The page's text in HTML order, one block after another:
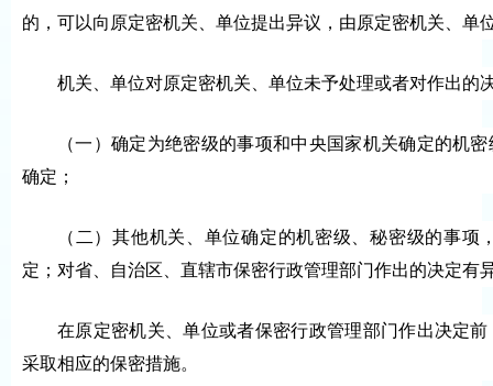
的，可以向原定密机关、单位提出异议，由原定密机关、单
机关、单位对原定密机关、单位未予处理或者对作出的
（一）确定为绝密级的事项和中央国家机关确定的机
确定；
（二）其他机关、单位确定的机密级、秘密级的事
定；对省、自治区、直辖市保密行政管理部门作出的决定有
在原定密机关、单位或者保密行政管理部门作出决定
采取相应的保密措施。